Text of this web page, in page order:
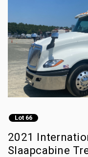
Lot 66
2021
Slaapcabine